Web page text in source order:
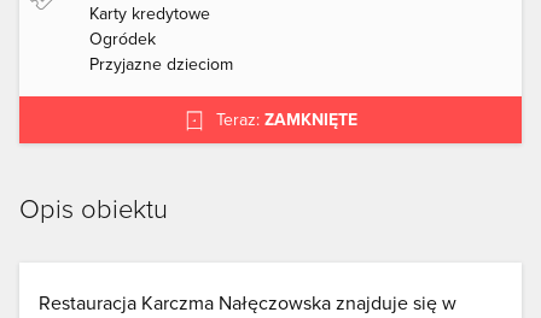
Karty kredytowe
Ogródek
Przyjazne dzieciom
Teraz:ZAMKNIĘTE
Opis obiektu
Restauracja Karczma Nałęczowska znajduje się w